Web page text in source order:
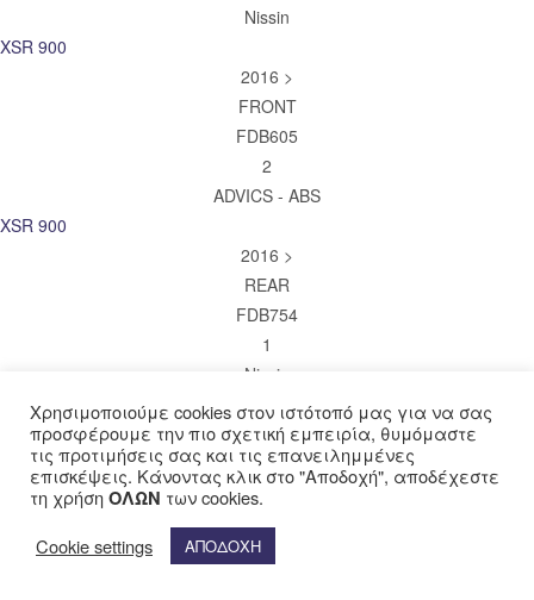
Nissin
XSR 900
2016 >
FRONT
FDB605
2
ADVICS - ABS
XSR 900
2016 >
REAR
FDB754
1
Nissin
XSR 900
2018 >
FRONT
FDB605
2
ADVICS
Χρησιμοποιούμε cookies στον ιστότοπό μας για να σας
προσφέρουμε την πιο σχετική εμπειρία, θυμόμαστε
τις προτιμήσεις σας και τις επανειλημμένες
επισκέψεις. Κάνοντας κλικ στο "Αποδοχή", αποδέχεστε
τη χρήσηΟΛΩΝ των cookies.
Cookie settings
ΑΠΟΔΟΧΗ